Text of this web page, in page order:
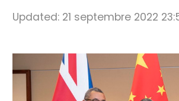
Updated: 21 septembre 2022